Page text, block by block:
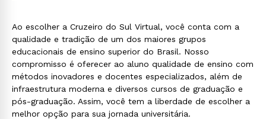
Ao escolher a Cruzeiro do Sul Virtual, você conta com a
qualidade e tradição de um dos maiores grupos
educacionais de ensino superior do Brasil. Nosso
compromisso é oferecer ao aluno qualidade de ensino com
métodos inovadores e docentes especializados, além de
infraestrutura moderna e diversos cursos de graduação e
pós-graduação. Assim, você tem a liberdade de escolher a
melhor opção para sua jornada universitária.